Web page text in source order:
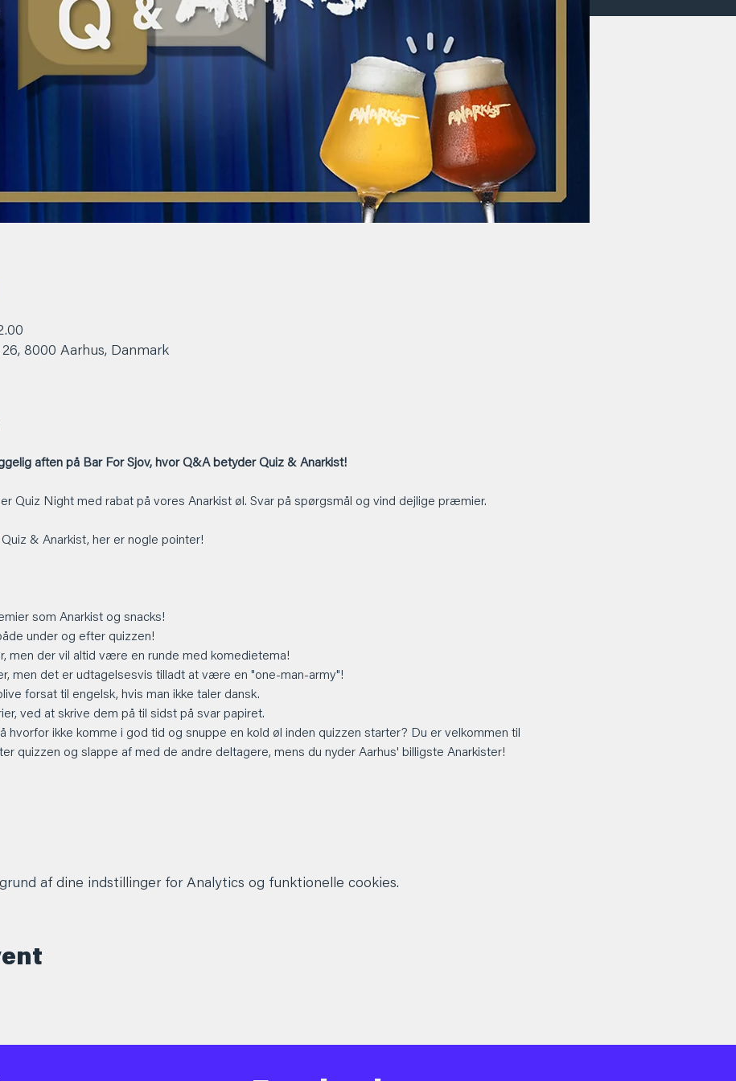
8000 Aarhus, Danmark
aften på Bar For Sjov, hvor Q&A betyder Quiz & Anarkist!
Quiz Night med rabat på vores Anarkist øl. Svar på spørgsmål og vind dejlige præmier.
& Anarkist, her er nogle pointer!
som Anarkist og snacks!
under og efter quizzen!
men der vil altid være en runde med komedietema!
men det er udtagelsesvis tilladt at være en "one-man-army"!
forsat til engelsk, hvis man ikke taler dansk.
ved at skrive dem på til sidst på svar papiret.
hvorfor ikke komme i god tid og snuppe en kold øl inden quizzen starter? Du er velkommen til
quizzen og slappe af med de andre deltagere, mens du nyder Aarhus' billigste Anarkister!
af dine indstillinger for Analytics og funktionelle cookies.